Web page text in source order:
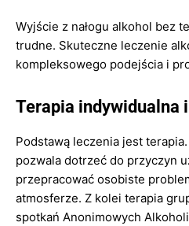
Wyjście z nałogu alkohol bez
trudne. Skuteczne leczenie
kompleksowego podejścia i
Terapia indywidualna
Podstawą leczenia jest
pozwala dotrzeć do przyczyn
przepracować osobiste
atmosferze. Z kolei terapia
spotkań Anonimowych